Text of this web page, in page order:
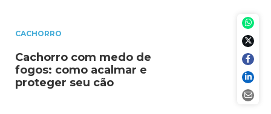
CACHORRO
Cachorro com medo de
fogos: como acalmar e
proteger seu cão